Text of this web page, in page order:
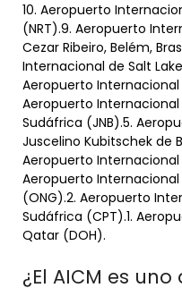
10. Aeropuerto
(NRT).9. Aeropuerto
Cezar Ribeiro, Belém,
Internacional de Salt Lake
Aeropuerto
Aeropuerto
Sudáfrica (JNB).5.
Juscelino Kubitschek de
Aeropuerto Internacional
Aeropuerto
(ONG).2. Aeropuerto
Sudáfrica (CPT).1.
Qatar (DOH).
¿El AICM es